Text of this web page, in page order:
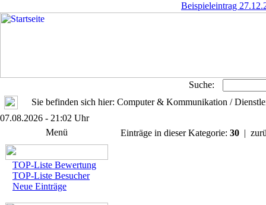
Beispieleintrag
Suche:
Sie befinden sich hier: Computer & Kommunikation /
07.08.2026 - 21:02 Uhr
Menü
TOP-Liste Bewertung
TOP-Liste Besucher
Neue Einträge
Einträge in dieser Kategorie: 30 |